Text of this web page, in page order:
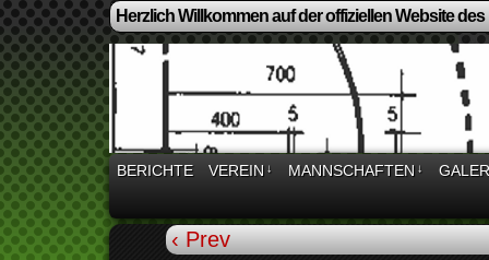
Herzlich Willkommen auf der offiziellen Website
BERICHTE VEREIN ↓ MANNSCHAFTEN ↓
‹ Prev